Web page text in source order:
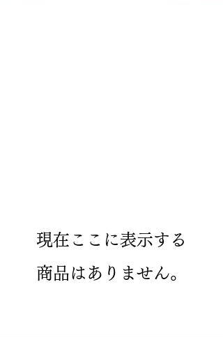
現在ここに表示する
商品はありません。